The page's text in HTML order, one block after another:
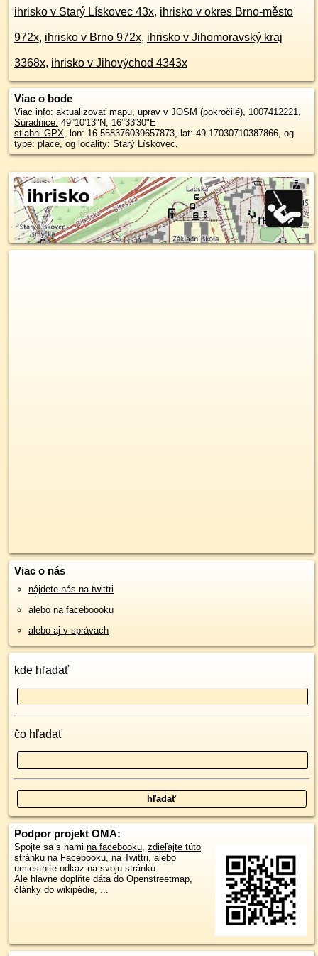
ihrisko v Starý Lískovec 43x, ihrisko v okres Brno-město
972x, ihrisko v Brno 972x, ihrisko v Jihomoravský kraj
3368x, ihrisko v Jihovýchod 4343x
Viac o bode
Viac info: aktualizovať mapu, uprav v JOSM (pokročilé), 1007412221,
Súradnice: 49°10'13"N, 16°33'30"E
stiahni GPX, lon: 16.558376039657873, lat: 49.17030710387866, og
type: place, og locality: Starý Lískovec,
Viac o nás
nájdete nás na twittri
alebo na faceboooku
alebo aj v správach
kde hľadať
čo hľadať
Podpor projekt OMA:
Spojte sa s nami na facebooku, zdieľajte túto
stránku na Facebooku, na Twittri, alebo
umiestnite odkaz na svoju stránku.
Ale hlavne doplňte dáta do Openstreetmap,
články do wikipédie, ...